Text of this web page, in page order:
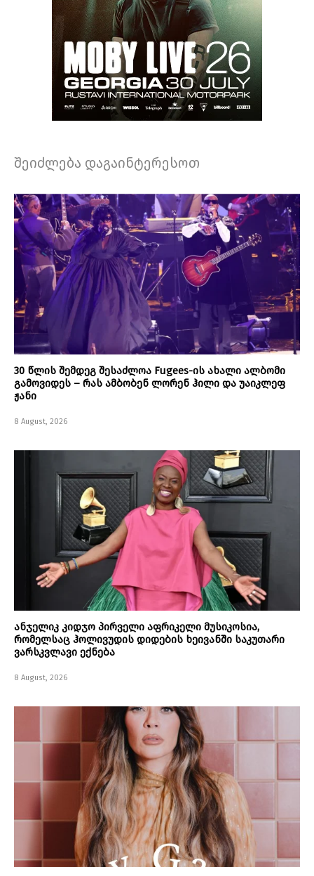
შეიძლება დაგაინტერესოთ
30 წლის შემდეგ შესაძლოა Fugees-ის ახალი ალბომი
გამოვიდეს – რას ამბობენ ლორენ ჰილი და უაიკლეფ
ჟანი
8 August, 2026
ანჯელიკ კიდჯო პირველი აფრიკელი მუსიკოსია,
რომელსაც ჰოლივუდის დიდების ხეივანში საკუთარი
ვარსკვლავი ექნება
8 August, 2026